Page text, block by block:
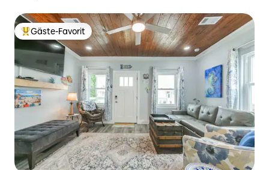
Beliebter Gäste-Favorit.
Gäste-Favorit